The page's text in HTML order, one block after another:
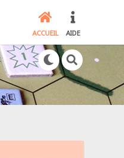
ACCUEIL AIDE